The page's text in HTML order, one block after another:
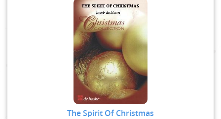
The Spirit Of Christmas